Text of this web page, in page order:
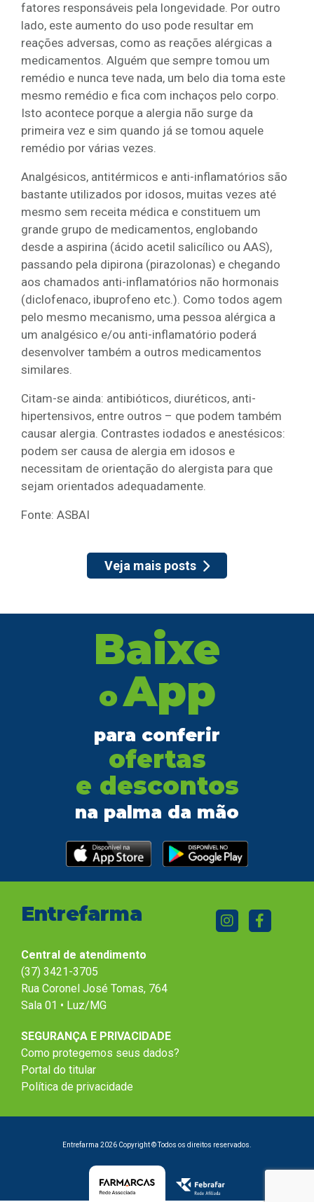
fatores responsáveis pela longevidade. Por outro
lado, este aumento do uso pode resultar em
reações adversas, como as reações alérgicas a
medicamentos. Alguém que sempre tomou um
remédio e nunca teve nada, um belo dia toma este
mesmo remédio e fica com inchaços pelo corpo.
Isto acontece porque a alergia não surge da
primeira vez e sim quando já se tomou aquele
remédio por várias vezes.
Analgésicos, antitérmicos e anti-inflamatórios são
bastante utilizados por idosos, muitas vezes até
mesmo sem receita médica e constituem um
grande grupo de medicamentos, englobando
desde a aspirina (ácido acetil salicílico ou AAS),
passando pela dipirona (pirazolonas) e chegando
aos chamados anti-inflamatórios não hormonais
(diclofenaco, ibuprofeno etc.). Como todos agem
pelo mesmo mecanismo, uma pessoa alérgica a
um analgésico e/ou anti-inflamatório poderá
desenvolver também a outros medicamentos
similares.
Citam-se ainda: antibióticos, diuréticos, anti-
hipertensivos, entre outros – que podem também
causar alergia. Contrastes iodados e anestésicos:
podem ser causa de alergia em idosos e
necessitam de orientação do alergista para que
sejam orientados adequadamente.
Fonte: ASBAI
Veja mais posts
Baixe
oApp
para conferir
ofertas
e descontos
na palma da mão
Entrefarma
Central de atendimento
(37) 3421-3705
Rua Coronel José Tomas, 764
Sala 01 • Luz/MG
SEGURANÇA E PRIVACIDADE
Como protegemos seus dados?
Portal do titular
Política de privacidade
Entrefarma 2026 Copyright © Todos os direitos reservados.